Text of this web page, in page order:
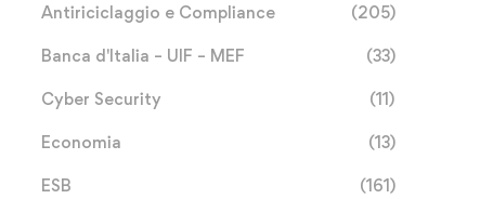
Antiriciclaggio e Compliance (205)
Banca d'Italia – UIF – MEF (33)
Cyber Security (11)
Economia (13)
ESB (161)